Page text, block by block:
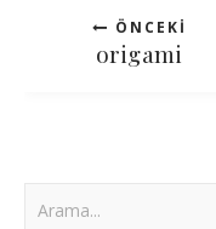
ÖNCEKI
origami